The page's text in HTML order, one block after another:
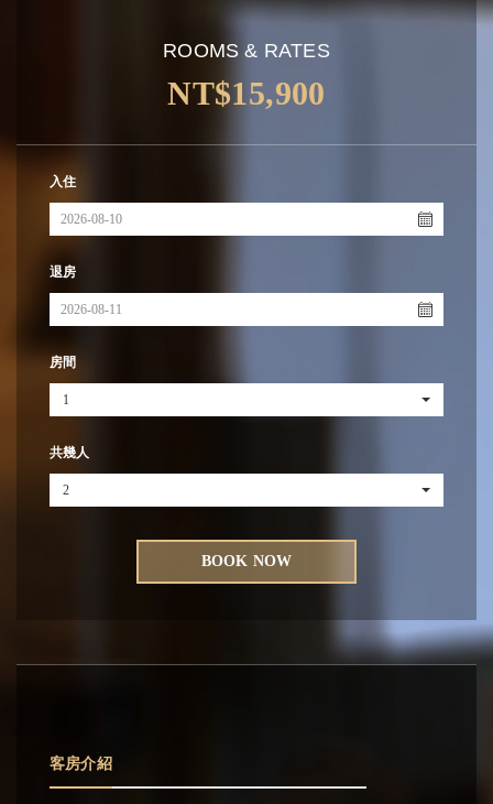
ROOMS & RATES
NT$15,900
入住
退房
房間
1
共幾人
2
BOOK NOW
客房介紹